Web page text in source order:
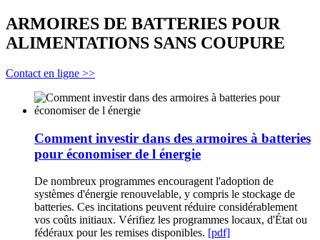
ARMOIRES DE BATTERIES POUR
ALIMENTATIONS SANS COUPURE
Contact en ligne >>
Comment investir dans des armoires à batteries
pour économiser de l énergie
De nombreux programmes encouragent l'adoption de
systèmes d'énergie renouvelable, y compris le stockage de
batteries. Ces incitations peuvent réduire considérablement
vos coûts initiaux. Vérifiez les programmes locaux, d'État ou
fédéraux pour les remises disponibles. [pdf]